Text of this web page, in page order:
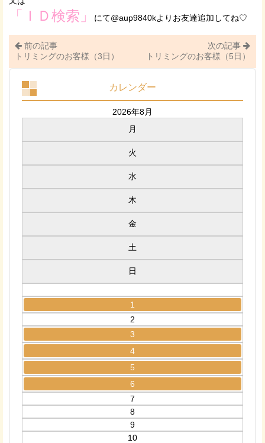
「ＩＤ検索」 にて@aup9840kよりお友達追加してね♡
前の記事
トリミングのお客様（3日）
次の記事
トリミングのお客様（5日）
カレンダー
2026年8月
月
火
水
木
金
土
日
1
2
3
4
5
6
7
8
9
10